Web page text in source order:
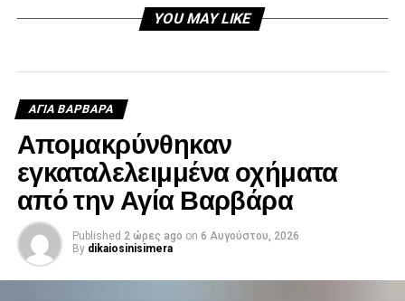
YOU MAY LIKE
ΑΓΙΑ ΒΑΡΒΑΡΑ
Απομακρύνθηκαν
εγκαταλελειμμένα οχήματα
από την Αγία Βαρβάρα
Published 2 ώρες ago on 6 Αυγούστου, 2026
By dikaiosinisimera